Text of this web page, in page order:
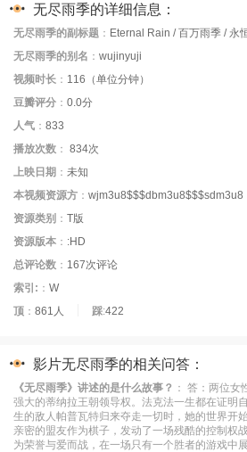
无尽雨季的详细信息：
无尽雨季的副标题 ： Eternal Rain / 百万雨季 / 永
无尽雨季的别名 ： wujinyuji
视频时长 ： 116（单位分钟）
豆瓣评分 ： 0.0分
人气 ： 833
播放次数 ： 834次
上映日期 ： 未知
本视频资源方 ： wjm3u8$$$dbm3u8$$$sdm3u8
资源类别 ： T版
资源版本 ： :HD
总评论数 ： 167次评论
索引: ： W
顶 ： 861人 踩:422
影片无尽雨季的相关问答：
《无尽雨季》讲述的是什么故事？ ： 答：两位女
强大的蒂纳拉王朝领导权。法克法一生都在证明
生的敌人帕普瓦特归来夺走一切时，她的世界开
亲密的盟友作为棋子，发动了一场残酷的控制权
为荣誉与爱而战，在一场只有一个胜者的游戏中